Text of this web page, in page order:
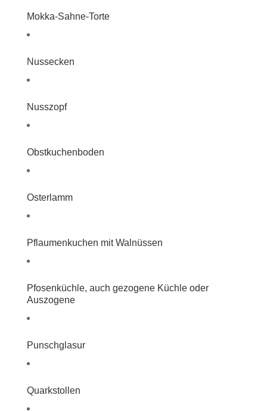
Mokka-Sahne-Torte
Nussecken
Nusszopf
Obstkuchenboden
Osterlamm
Pflaumenkuchen mit Walnüssen
Pfosenküchle, auch gezogene Küchle oder
Auszogene
Punschglasur
Quarkstollen